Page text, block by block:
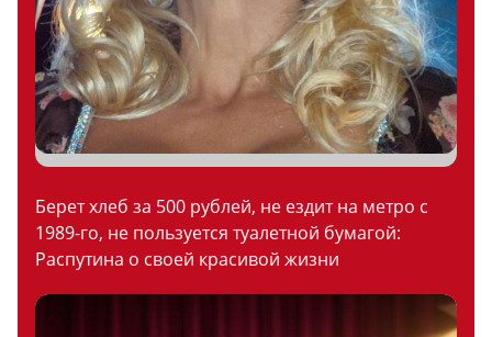
Берет хлеб за 500 рублей, не ездит на метро с
1989-го, не пользуется туалетной бумагой:
Распутина о своей красивой жизни